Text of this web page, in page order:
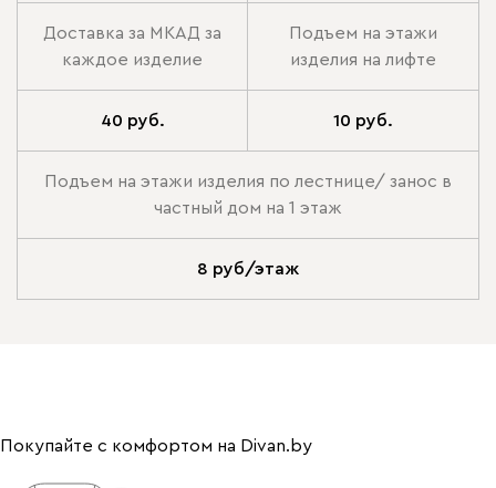
Доставка за МКАД за
каждое изделие
Подъем на этажи
изделия на лифте
40 руб. 10 руб.
Подъем на этажи изделия по лестнице/ занос в
частный дом на 1 этаж
8 руб/этаж
Покупайте с комфортом на Divan.by